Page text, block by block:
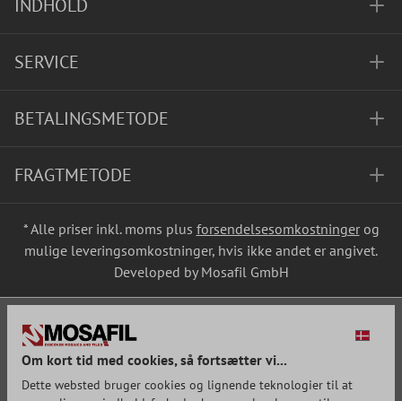
INDHOLD
SERVICE
BETALINGSMETODE
FRAGTMETODE
* Alle priser inkl. moms plus forsendelsesomkostningerog
mulige leveringsomkostninger, hvis ikke andet er angivet.
Developed by Mosafil GmbH
Om kort tid med cookies, så fortsætter vi...
Dette websted bruger cookies og lignende teknologier til at